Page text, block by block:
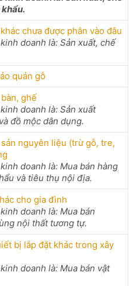
chưa được phân vào đâu
doanh là: Sản xuất, chế
quản gỗ
ghế
doanh là: Sản xuất
đồ mộc dân dụng.
nguyên liệu (trừ gỗ, tre,
doanh là: Mua bán hàng
và tiêu thụ nội địa.
cho gia đình
doanh là: Mua bán
nội thất tương tự.
bị lắp đặt khác trong xây
doanh là: Mua bán vật